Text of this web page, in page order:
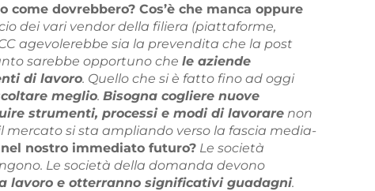
dovrebbero? Cos’è che manca oppure
dei vari vendor della filiera (piattaforme,
agevolerebbe sia la prevendita che la post
sarebbe opportuno che le aziende
di lavoro. Quello che si è fatto fino ad oggi
meglio. Bisogna cogliere nuove
strumenti, processi e modi di lavorare non
si sta ampliando verso la fascia media-
nostro immediato futuro? Le società
Le società della domanda devono
lavoro e otterranno significativi guadagni.